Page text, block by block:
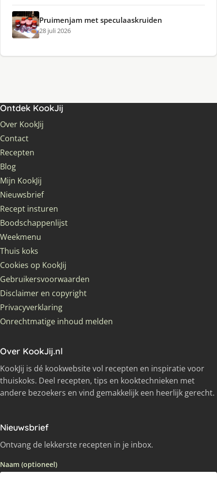
Pruimenjam met speculaaskruiden
28 juli 2026
Ontdek KookJij
Over KookJij
Contact
Recepten
Blog
Mijn KookJij
Nieuwsbrief
Recept insturen
Boodschappenlijst
Weekmenu
Thuis koks
Cookies op KookJij
Gebruikersvoorwaarden
Disclaimer en copyright
Privacyverklaring
Onrechtmatige inhoud melden
Over KookJij.nl
KookJij is dé kookwebsite vol recepten en inspiratie voor
thuiskoks. Deel recepten, tips en kooktechnieken met
andere bezoekers en vind gemakkelijk een heerlijk gerecht.
Nieuwsbrief
Ontvang de lekkerste recepten in je inbox.
Naam (optioneel)